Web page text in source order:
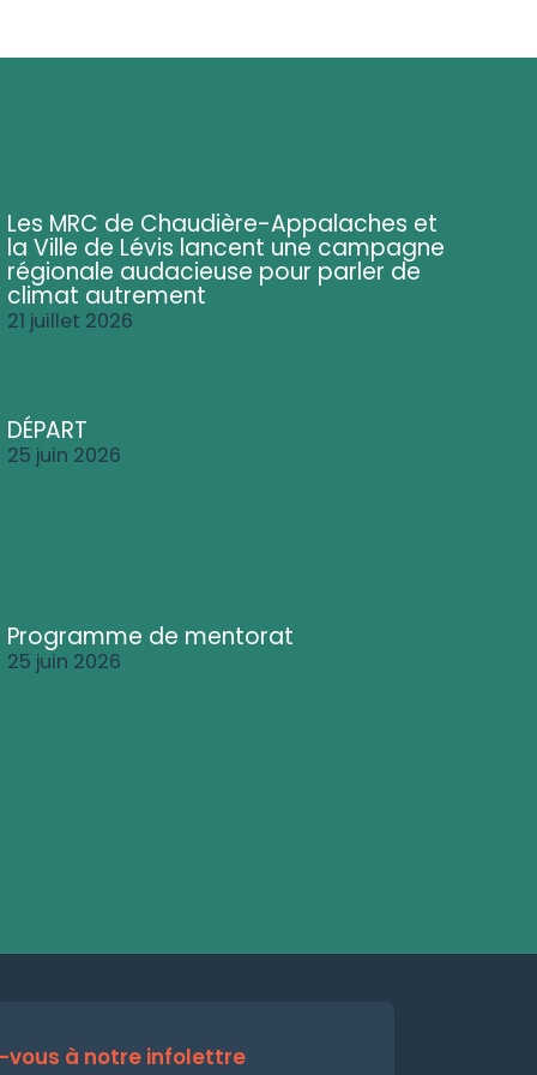
Les MRC de Chaudière-Appalaches et
la Ville de Lévis lancent une campagne
régionale audacieuse pour parler de
climat autrement
21 juillet 2026
DÉPART
25 juin 2026
Programme de mentorat
25 juin 2026
vous à notre infolettre